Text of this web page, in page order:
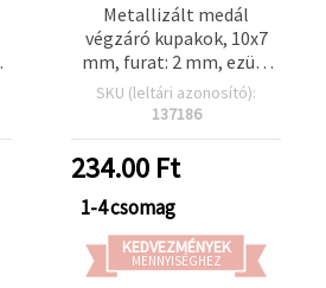
Metallizált medál
végzáró kupakok, 10x7
mm, furat: 2 mm, ezüst
színű – 20 db
SKU (leltári azonosító):
137186
234.00 Ft
1-4 csomag
KEDVEZMÉNYEK
MENNYISÉGHEZ